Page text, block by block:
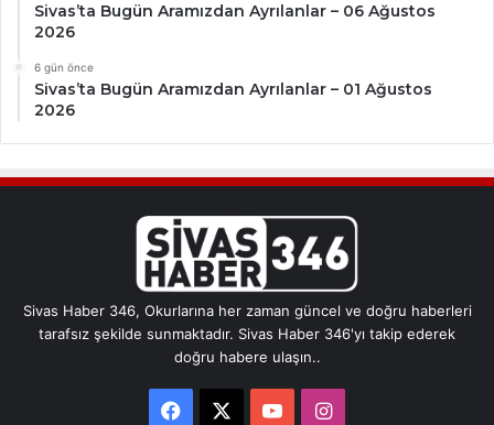
Sivas’ta Bugün Aramızdan Ayrılanlar – 06 Ağustos
2026
6 gün önce
Sivas’ta Bugün Aramızdan Ayrılanlar – 01 Ağustos
2026
Sivas Haber 346, Okurlarına her zaman güncel ve doğru haberleri
tarafsız şekilde sunmaktadır. Sivas Haber 346'yı takip ederek
doğru habere ulaşın..
Facebook YouTubeInstagram